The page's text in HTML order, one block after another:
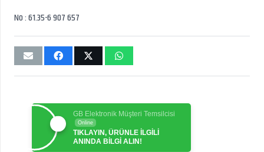
No : 61.35-6 907 657
GB Elektronik Müşteri Temsilcisi
Online
TIKLAYIN, ÜRÜNLE İLGİLİ
ANINDA BİLGİ ALIN!